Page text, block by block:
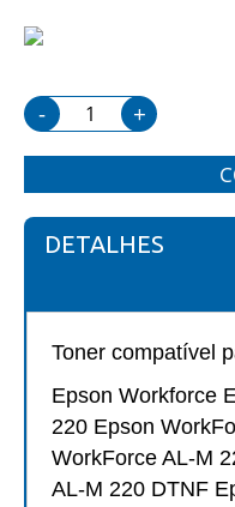
- +
DETALHES
Toner compatível
Epson Workforce
220 Epson
WorkForce AL-M
AL-M 220 DTNF